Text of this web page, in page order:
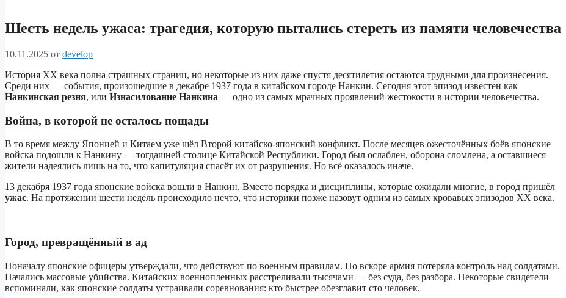
Шесть недель ужаса: трагедия, которую пытались стереть из памяти человечества
10.11.2025 от develop
История XX века полна страшных страниц, но некоторые из них даже спустя десятилетия остаются трудными для произнесения.
Среди них — события, произошедшие в декабре 1937 года в китайском городе Нанкин. Сегодня этот эпизод известен как
Нанкинская резня, или Изнасилование Нанкина — одно из самых мрачных проявлений жестокости в истории человечества.
Война, в которой не осталось пощады
В то время между Японией и Китаем уже шёл Второй китайско-японский конфликт. После месяцев ожесточённых боёв японские
войска подошли к Нанкину — тогдашней столице Китайской Республики. Город был ослаблен, оборона сломлена, а оставшиеся
жители надеялись лишь на то, что капитуляция спасёт их от разрушения. Но всё оказалось иначе.
13 декабря 1937 года японские войска вошли в Нанкин. Вместо порядка и дисциплины, которые ожидали многие, в город пришёл
ужас. На протяжении шести недель происходило нечто, что историки позже назовут одним из самых кровавых эпизодов XX века.
Город, превращённый в ад
Поначалу японские офицеры утверждали, что действуют по военным правилам. Но вскоре армия потеряла контроль над солдатами.
Начались массовые убийства. Китайских военнопленных расстреливали тысячами — без суда, без разбора. Некоторые свидетели
вспоминали, как японские солдаты устраивали соревнования: кто быстрее обезглавит сто человек.